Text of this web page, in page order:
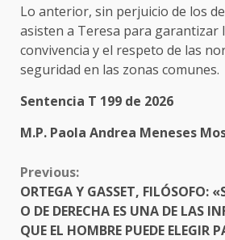
Lo anterior, sin perjuicio de los
asisten a Teresa para garantizar
convivencia y el respeto de las
seguridad en las zonas comunes.
Sentencia T 199 de 2026
M.P. Paola Andrea Meneses
CONTINUE
READING
Previous:
ORTEGA Y GASSET, FILÓSOFO:
O DE DERECHA ES UNA DE LAS
QUE EL HOMBRE PUEDE ELEGIR